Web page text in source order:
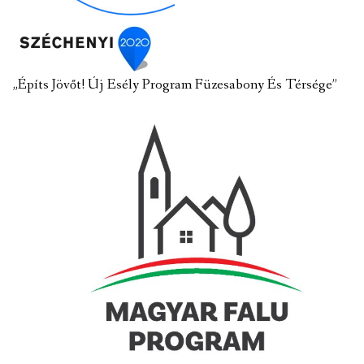
„Építs Jövőt! Új Esély Program Füzesabony És Térsége”